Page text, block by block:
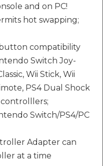
and on PC!
hot swapping;
compatibility
Switch Joy-
Wii Stick, Wii
PS4 Dual Shock
controlllers;
Switch/PS4/PC
Adapter can
at a time